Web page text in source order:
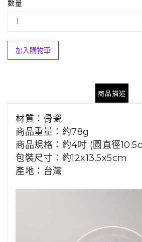
數量
加入購物車
商品描述
材質：骨瓷
商品重量：約78g
商品規格：約4吋 (圓直徑
包裝尺寸：約12x13.5x5cm
產地：台灣